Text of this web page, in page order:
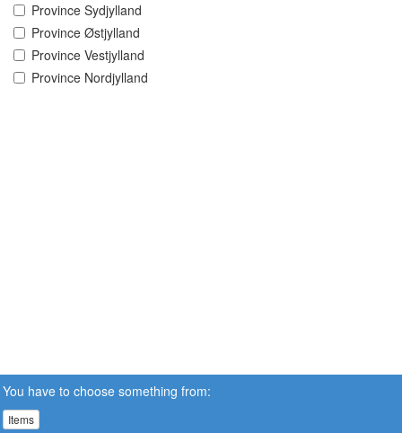
Province Sydjylland
Province Østjylland
Province Vestjylland
Province Nordjylland
You have to choose something from:
Items